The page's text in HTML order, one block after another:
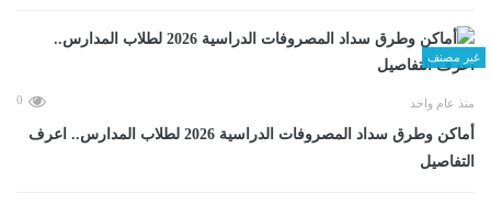
غير مصنف
منذ عام واحد 0
أماكن وطرق سداد المصروفات الدراسية 2026 لطلاب المدارس.. اعرف
التفاصيل